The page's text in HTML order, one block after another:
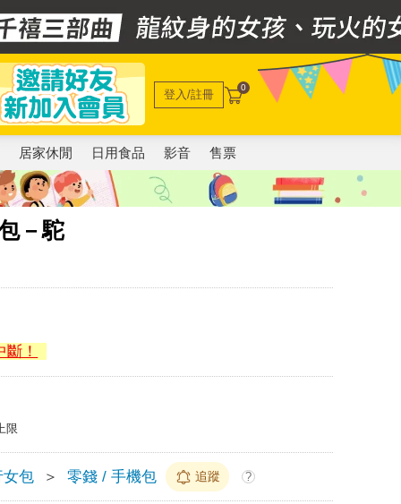
登入/註冊 0
居家休閒 日用食品 影音 售票
－駝
！
限
女包 ＞ 零錢 / 手機包 追蹤 ?